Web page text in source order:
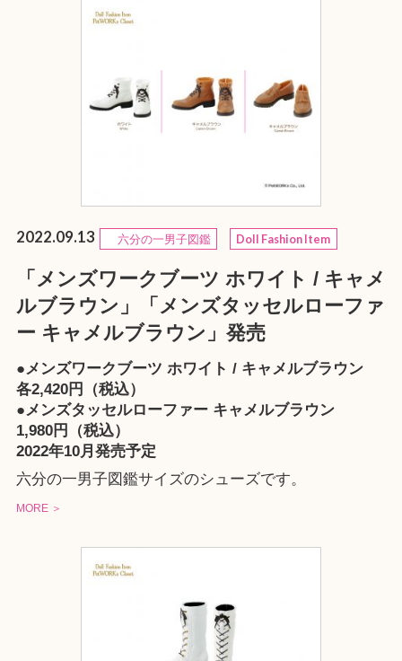
2022.09.13 六分の一男子図鑑 Doll Fashion Item
「メンズワークブーツ ホワイト / キャメ
ルブラウン」「メンズタッセルローファ
ー キャメルブラウン」発売
●メンズワークブーツ ホワイト / キャメルブラウン
各2,420円（税込）
●メンズタッセルローファー キャメルブラウン
1,980円（税込）
2022年10月発売予定
六分の一男子図鑑サイズのシューズです。
MORE ＞